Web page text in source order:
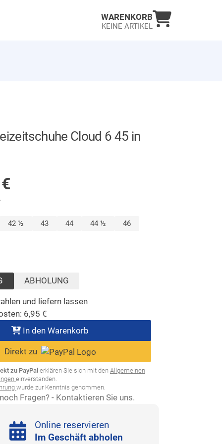
WARENKORB
KEINE ARTIKEL
Warenkorb
Cloud 6 45 in
€
42 ½ 43 44 44 ½ 46
ABHOLUNG
und liefern lassen
6,95 €
In den Warenkorb
Direkt zu
zu PayPal erklären Sie sich mit den Allgemeinen
einverstanden.
wurde zur Kenntnis genommen.
Fragen? - Kontaktieren Sie uns.
Online reservieren
Im Geschäft abholen